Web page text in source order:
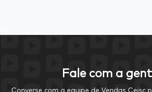
Fale com a
Converse com a equipe de Vendas Ceisc